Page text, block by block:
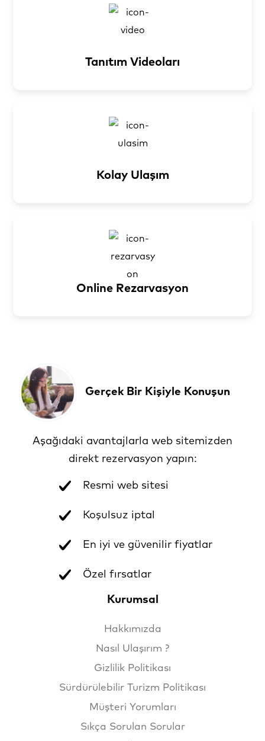
Tanıtım Videoları
Kolay Ulaşım
Online Rezarvasyon
Gerçek Bir Kişiyle Konuşun
Aşağıdaki avantajlarla web sitemizden
direkt rezervasyon yapın:
Resmi web sitesi
Koşulsuz iptal
En iyi ve güvenilir fiyatlar
Özel fırsatlar
Kurumsal
Hakkımızda
Nasıl Ulaşırım ?
Gizlilik Politikası
Sürdürülebilir Turizm Politikası
Müşteri Yorumları
Sıkça Sorulan Sorular